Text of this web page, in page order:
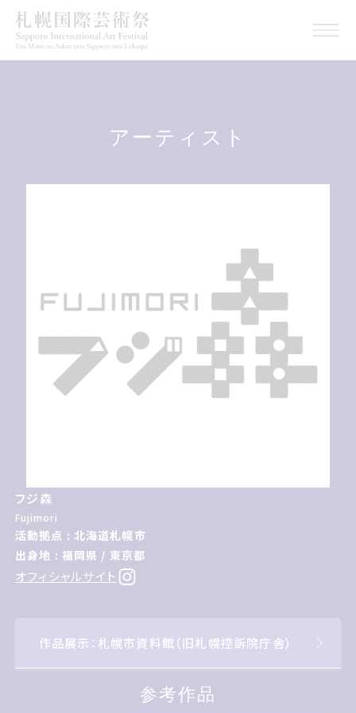
アーティスト
フジ森
Fujimori
活動拠点 : 北海道札幌市
出身地 : 福岡県 / 東京都
オフィシャルサイト
作品展示：札幌市資料館（旧札幌控訴院庁舎）
参考作品
参考作品